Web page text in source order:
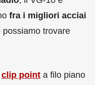
fra i migliori acciai
trovare
clip point a filo piano